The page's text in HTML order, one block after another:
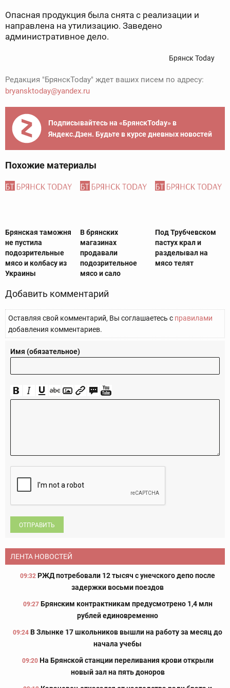
Опасная продукция была снята с реализации и
направлена на утилизацию. Заведено
административное дело.
Брянск Today
Редакция "БрянскToday" ждет ваших писем по адресу:
bryansktoday@yandex.ru
Подписывайтесь на «БрянскToday» в
Яндекс.Дзен. Будьте в курсе дневных новостей
Похожие материалы
Брянская таможня
не пустила
подозрительные
мясо и колбасу из
Украины
В брянских
магазинах
продавали
подозрительное
мясо и сало
Под Трубчевском
пастух крал и
разделывал на
мясо телят
Добавить комментарий
Оставляя свой комментарий, Вы соглашаетесь с правилами
добавления комментариев.
Имя (обязательное)
ОТПРАВИТЬ
ЛЕНТА НОВОСТЕЙ
09:32 РЖД потребовали 12 тысяч с унечского депо после
задержки восьми поездов
09:27 Брянским контрактникам предусмотрено 1,4 млн
рублей единовременно
09:24 В Злынке 17 школьников вышли на работу за месяц до
начала учебы
09:20 На Брянской станции переливания крови открыли
новый зал на пять доноров